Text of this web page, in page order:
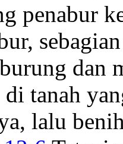
penabur
dan
di tanah
lalu